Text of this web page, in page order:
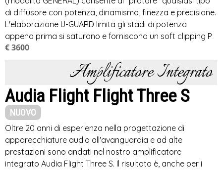
di diffusore con potenza, dinamismo, finezza e precisione.
L'elaborazione U-GUARD limita gli stadi di potenza
appena prima si saturano e forniscono un soft clipping P
€ 3600
Amplificatore Integrato
Audia Flight Flight Three S
NUOVO
Oltre 20 anni di esperienza nella progettazione di
apparecchiature audio all'avanguardia e ad alte
prestazioni sono andati nel nostro amplificatore
integrato Audia Flight Three S. Il risultato è, anche per i